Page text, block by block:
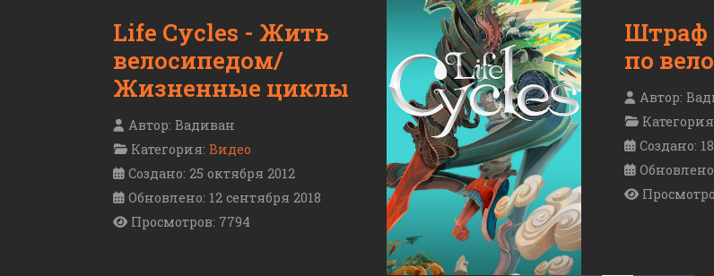
Life Cycles - Жить
велосипедом/
Жизненные циклы
Автор: Вадиван
Категория: Видео
Создано: 25 октября 2012
Обновлено: 12 сентября 2018
Просмотров: 7794
Штраф
по
Автор:
Создано: